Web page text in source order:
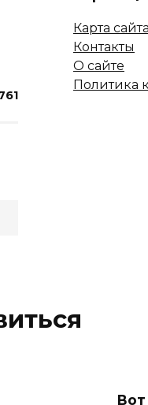
Карта сайта
Контакты
О сайте
Политика